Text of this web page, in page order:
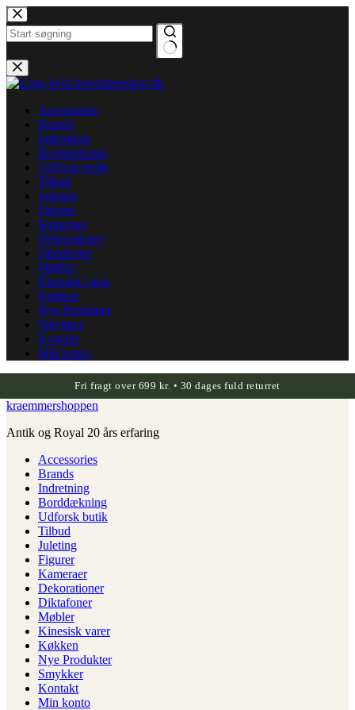
Fortsæt
til
indhold
Ingen
resultater
Accessories
Brands
Indretning
Borddækning
Udforsk butik
Tilbud
Juleting
Figurer
Kameraer
Dekorationer
Diktafoner
Møbler
Kinesisk varer
Køkken
Nye Produkter
Smykker
Kontakt
Min konto
Fri fragt over 699 kr. • 30 dages fuld returret
kraemmershoppen
Antik og Royal 20 års erfaring
Accessories
Brands
Indretning
Borddækning
Udforsk butik
Tilbud
Juleting
Figurer
Kameraer
Dekorationer
Diktafoner
Møbler
Kinesisk varer
Køkken
Nye Produkter
Smykker
Kontakt
Min konto